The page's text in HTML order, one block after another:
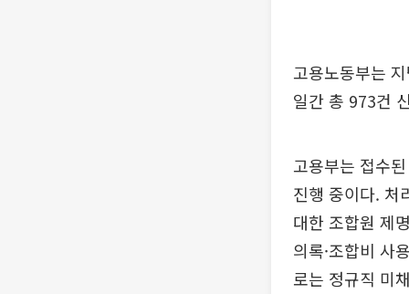
고용노동부는
일간 총 973건
고용부는 접수
진행 중이다. 처
대한 조합원 제
의록·조합비 사
로는 정규직 미